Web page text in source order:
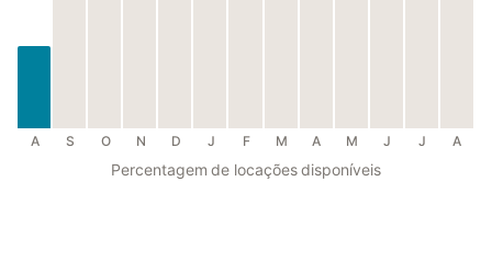
A S O N D J F M A M J J A
Percentagem de locações disponíveis